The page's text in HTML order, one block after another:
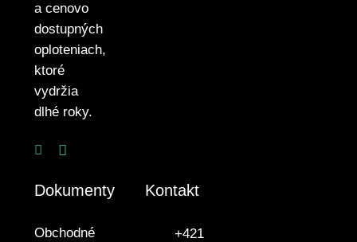
a cenovo
dostupných
oploteniach,
ktoré
vydržia
dlhé roky.
Dokumenty
Obchodné
Kontakt
+421